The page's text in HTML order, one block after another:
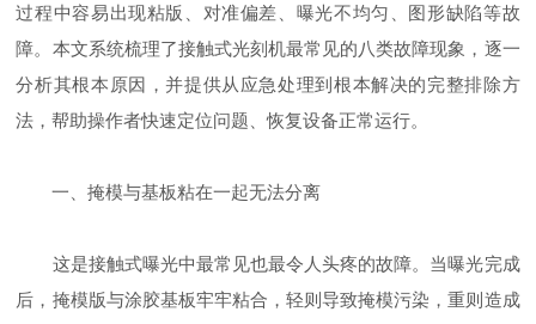
过程中容易出现粘版、对准偏差、曝光不均匀、图形缺陷等故
障。本文系统梳理了接触式光刻机最常见的八类故障现象，逐一
分析其根本原因，并提供从应急处理到根本解决的完整排除方
法，帮助操作者快速定位问题、恢复设备正常运行。
一、掩模与基板粘在一起无法分离
这是接触式曝光中最常见也最令人头疼的故障。当曝光完成
后，掩模版与涂胶基板牢牢粘合，轻则导致掩模污染，重则造成